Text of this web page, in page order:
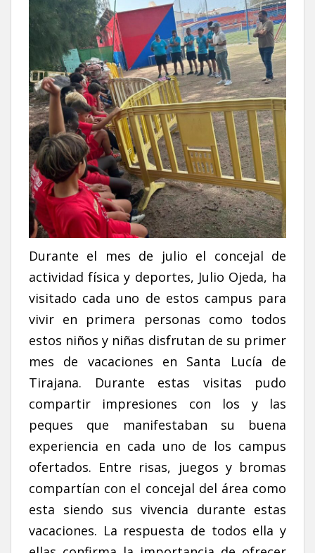
Durante el mes de julio el concejal de
actividad física y deportes, Julio Ojeda, ha
visitado cada uno de estos campus para
vivir en primera personas como todos
estos niños y niñas disfrutan de su primer
mes de vacaciones en Santa Lucía de
Tirajana. Durante estas visitas pudo
compartir impresiones con los y las
peques que manifestaban su buena
experiencia en cada uno de los campus
ofertados. Entre risas, juegos y bromas
compartían con el concejal del área como
esta siendo sus vivencia durante estas
vacaciones. La respuesta de todos ella y